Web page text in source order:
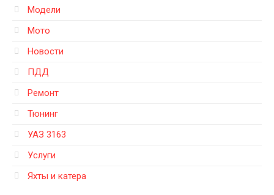
Модели
Мото
Новости
ПДД
Ремонт
Тюнинг
УАЗ 3163
Услуги
Яхты и катера